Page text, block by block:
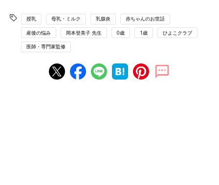
授乳 母乳・ミルク 乳腺炎 赤ちゃんのお世話
産後の悩み 岡本登美子 先生 0歳 1歳 ひよこクラブ
医師・専門家監修